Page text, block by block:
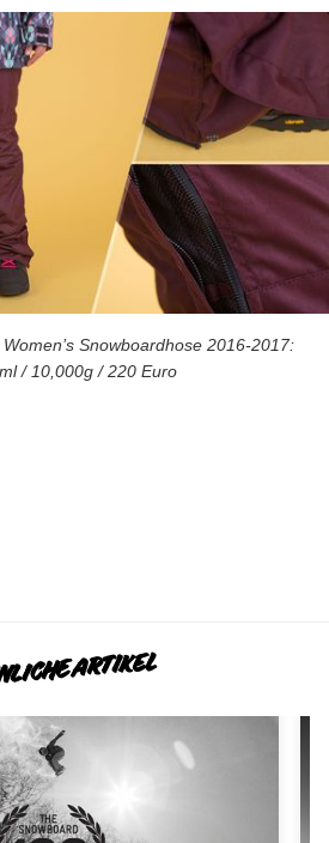
Snowboardhose 2016-2017:
/ 10,000g / 220 Euro
ARTIKEL